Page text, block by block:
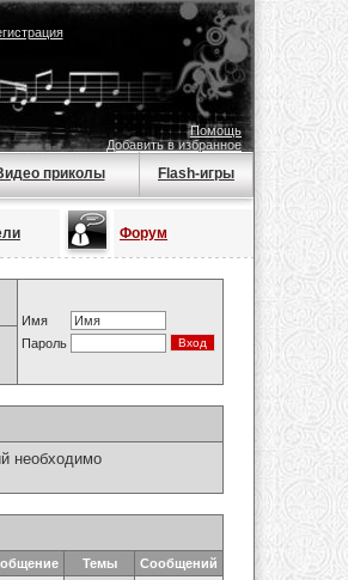
Помощь
Добавить в избранное
приколы Flash-игры
Форум
Имя
Пароль
необходимо
Темы Сообщений